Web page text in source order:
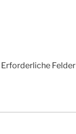
Erforderliche Felder